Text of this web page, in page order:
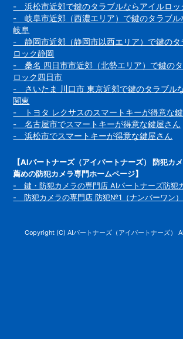
- 浜松市近郊で鍵のタラブルならアイルロッ
- 岐阜市近郊（西濃エリア）で鍵のタラブル
岐阜
- 静岡市近郊（静岡市以西エリア）で鍵のタ
ロック静岡
- 桑名 四日市市近郊（北勢エリア）で鍵の
ロック四日市
- さいたま 川口市 東京近郊で鍵のタラブル
関東
- トヨタ レクサスのスマートキーが得意な
- 名古屋市でスマートキーが得意な鍵屋さん
- 浜松市でスマートキーが得意な鍵屋さん
【AIパートナーズ（アイパートナーズ） 防犯
薦めの防犯カメラ専門ホームページ】
- 鍵・防犯カメラの専門店 AIパートナーズ防犯
- 防犯カメラの専門店 防犯№1（ナンバーワン）
Copyright (C) AIパートナーズ（アイパートナーズ）